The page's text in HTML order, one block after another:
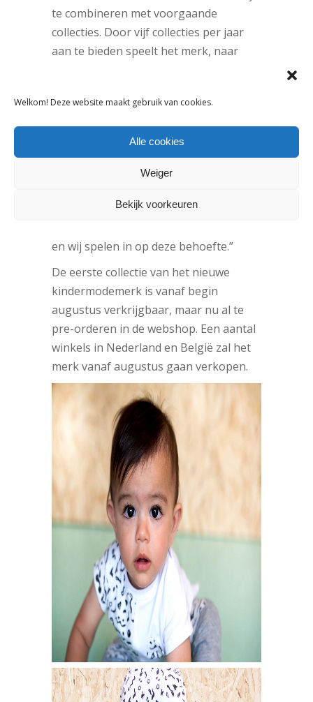
Welkom! Deze website maakt gebruik van cookies.
Alle cookies
Weiger
Bekijk voorkeuren
te combineren met voorgaande
collecties. Door vijf collecties per jaar
aan te bieden speelt het merk, naar
klant.
merken dat de detaillisten niet meer
budget willen besteden, detaillisten
en wij spelen in op deze behoefte.”
De eerste collectie van het nieuwe
kindermodemerk is vanaf begin
augustus verkrijgbaar, maar nu al te
pre-orderen in de webshop. Een aantal
winkels in Nederland en België zal het
merk vanaf augustus gaan verkopen.